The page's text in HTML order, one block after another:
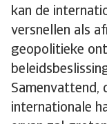
kan de
versnellen als
geopolitieke
Samenvattend,
internationale